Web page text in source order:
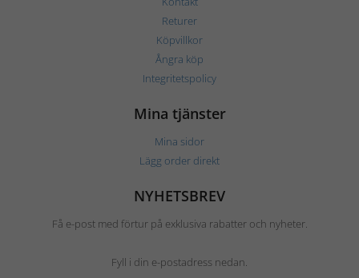
Returer
Köpvillkor
Ångra köp
Integritetspolicy
Mina tjänster
Mina sidor
Lägg order direkt
NYHETSBREV
Få e-post med förtur på exklusiva rabatter och nyheter.
Fyll i din e-postadress nedan.